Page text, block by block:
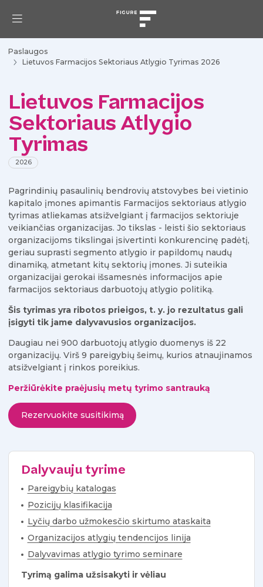
Paslaugos
Lietuvos Farmacijos Sektoriaus Atlygio Tyrimas 2026
Lietuvos Farmacijos
Sektoriaus Atlygio
Tyrimas
2026
Pagrindinių pasaulinių bendrovių atstovybes bei vietinio
kapitalo įmones apimantis Farmacijos sektoriaus atlygio
tyrimas atliekamas atsižvelgiant į farmacijos sektoriuje
veikiančias organizacijas. Jo tikslas - leisti šio sektoriaus
organizacijoms tikslingai įsivertinti konkurencinę padėtį,
geriau suprasti segmento atlygio ir papildomų naudų
dinamiką, atmetant kitų sektorių įmones. Ji suteikia
organizacijai gerokai išsamesnės informacijos apie
farmacijos sektoriaus darbuotojų atlygio politiką.
Šis tyrimas yra ribotos prieigos, t. y. jo rezultatus gali
įsigyti tik jame dalyvavusios organizacijos.
Daugiau nei 900 darbuotojų atlygio duomenys iš 22
organizacijų. Virš 9 pareigybių šeimų, kurios atnaujinamos
atsižvelgiant į rinkos poreikius.
Peržiūrėkite praėjusių metų tyrimo santrauką
Rezervuokite susitikimą
Dalyvauju tyrime
Pareigybių katalogas
Pozicijų klasifikacija
Lyčių darbo užmokesčio skirtumo ataskaita
Organizacijos atlygių tendencijos linija
Dalyvavimas atlygio tyrimo seminare
Tyrimą galima užsisakyti ir vėliau